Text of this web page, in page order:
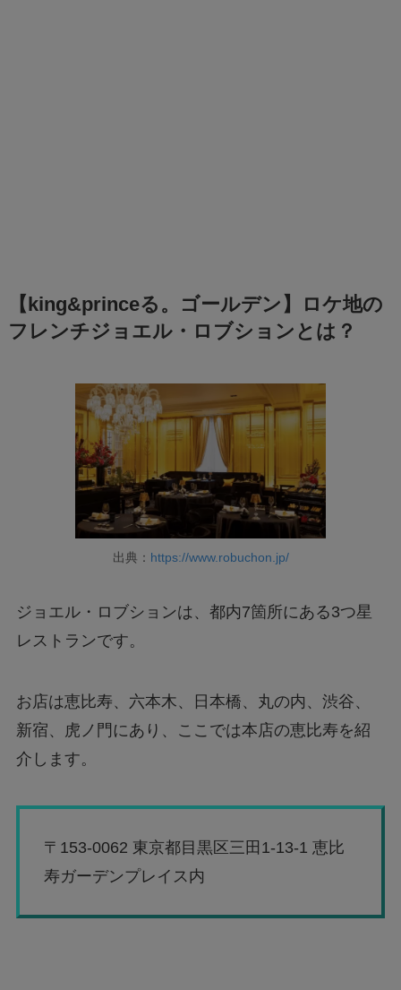
【king&princeる。ゴールデン】ロケ地の
フレンチジョエル・ロブションとは？
出典： https://www.robuchon.jp/
ジョエル・ロブションは、都内7箇所にある3つ星
レストランです。
お店は恵比寿、六本木、日本橋、丸の内、渋谷、
新宿、虎ノ門にあり、ここでは本店の恵比寿を紹
介します。
〒153-0062 東京都目黒区三田1-13-1 恵比
寿ガーデンプレイス内